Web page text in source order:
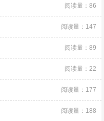
阅读量：86
阅读量：147
阅读量：89
阅读量：22
阅读量：177
阅读量：188